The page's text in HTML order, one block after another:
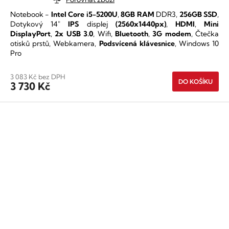
je
5,0
z
5
hvězdiček.
3 083 Kč bez DPH
3 730 Kč DO KOŠÍKU
Notebook - Intel Core i5-5200U,8GB RAM DDR3, 256GB SSD,
Dotykový 14"IPS displej (2560x1440px), HDMI,Mini
DisplayPort, 2x USB 3.0, Wifi, Bluetooth,3G modem, Čtečka
otisků prstů, Webkamera, Podsvícená klávesnice, Windows 10
Pro